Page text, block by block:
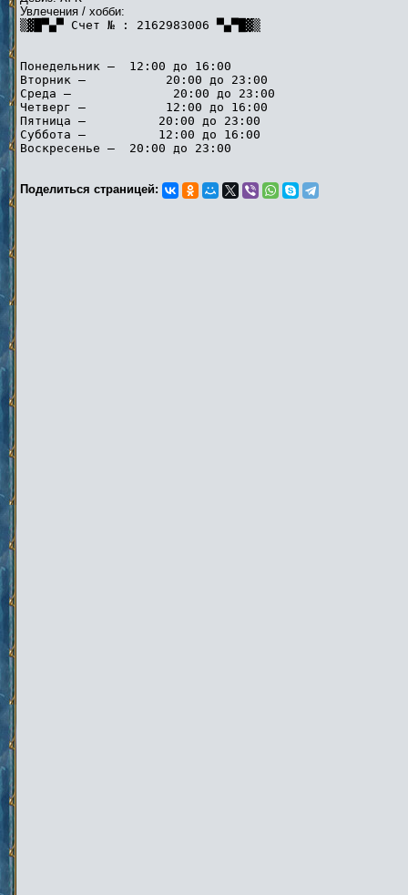
Увлечения / хобби:
▒▓█▀▄▀ Счет № : 2162983006 ▀▄▀█▓▒
Понедельник — 12:00 до 16:00
Вторник — 20:00 до 23:00
Среда — 20:00 до 23:00
Четверг — 12:00 до 16:00
Пятница — 20:00 до 23:00
Суббота — 12:00 до 16:00
Воскресенье — 20:00 до 23:00
Поделиться страницей: